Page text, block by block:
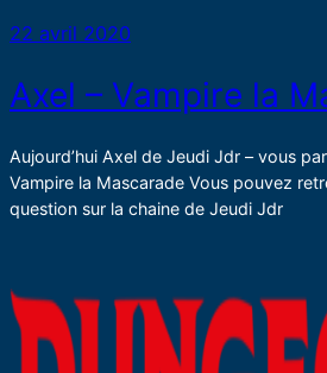
22 avril 2020
Axel – Vampire la
Aujourd’hui Axel de Jeudi Jdr – vous
Vampire la Mascarade Vous pouvez
question sur la chaine de Jeudi Jdr